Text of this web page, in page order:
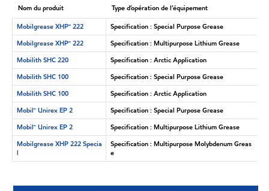
Nom du produit
Type d’opération de l’équipement
Mobilgrease XHP🅪 222
Specification : Special Purpose Grease
Mobilgrease XHP🅪 222
Specification : Multipurpose Lithium Grease
Mobilith SHC 220
Specification : Arctic Application
Mobilith SHC 100
Specification : Special Purpose Grease
Mobilith SHC 100
Specification : Arctic Application
Mobil™ Unirex EP 2
Specification : Special Purpose Grease
Mobil™ Unirex EP 2
Specification : Multipurpose Lithium Grease
Mobilgrease XHP 222 Specia
l
Specification : Multipurpose Molybdenum Greas
e